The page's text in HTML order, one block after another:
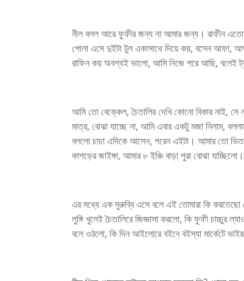
নীল বলল আরে ফুফীর জন্য না আমার জন্য। রাফীন
পোলা এসে দুইটা টুল একাসাথে দিয়ে কয়, বসেন আফা,
রাফিন কয় অবশ্যই ভালো, আমি নিজে পরে আছি, বলেই
আমি তো বেক্কেল, চৈতালির দেখি কোনো বিকার নাই,
মাত্র, বোঝা যাচ্ছে না, আমি এবার একটু মজা নিলাম,
বললো চাচা এদিকে আসেন, পরেন এইটা। আমার তো
কাপড়ের জাইঙ্গা, আমার ৮ ইঞ্চি বাড়া পুরা বোঝা যাচ্ছিলো।
এর মধ্যে এক মুরুব্বি এসে বলে এই তোমারা কি
লুঙ্গি খুলেই চৈতালিরে জিজ্ঞাসা করলো, কি ফুফী চাচ্চুর
বলে ওঠলো, কি দিন আইলোরে বইনে বইস্যা মার্কেটে